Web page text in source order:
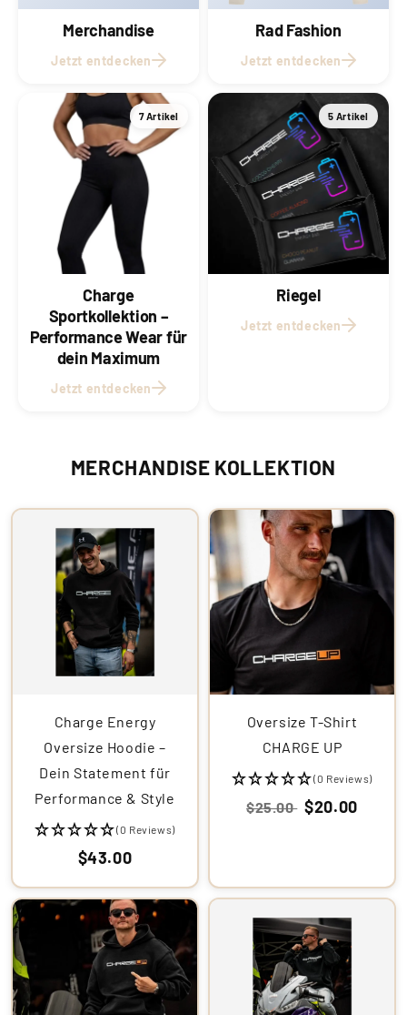
Merchandise
Jetzt entdecken
Rad Fashion
Jetzt entdecken
7 Artikel
Charge
Sportkollektion –
Performance Wear für
dein Maximum
Jetzt entdecken
5 Artikel
Riegel
Jetzt entdecken
MERCHANDISE KOLLEKTION
Charge Energy
Oversize Hoodie –
Dein Statement für
Performance & Style
(0 Reviews)
$43.00
Oversize T-Shirt
CHARGE UP
(0 Reviews)
$25.00 $20.00